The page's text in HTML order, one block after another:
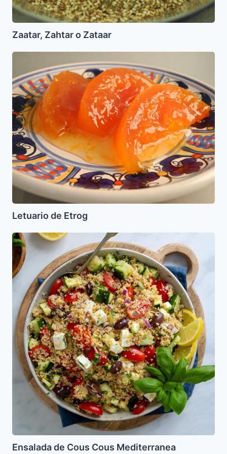
Zaatar, Zahtar o Zataar
Etrog
Letuario de Etrog
Ensalada
de
Cous
Cous
Mediterranea
Ensalada de Cous Cous Mediterranea